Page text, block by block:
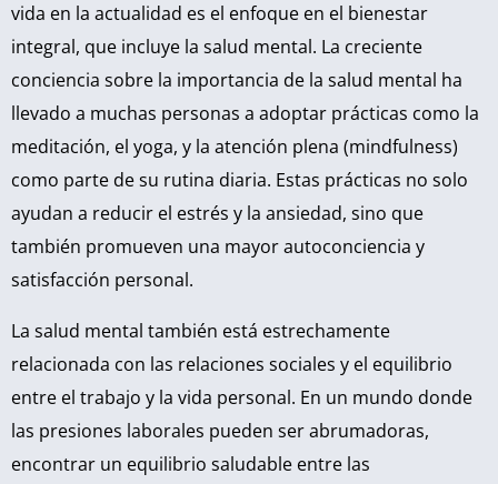
vida en la actualidad es el enfoque en el bienestar
integral, que incluye la salud mental. La creciente
conciencia sobre la importancia de la salud mental ha
llevado a muchas personas a adoptar prácticas como la
meditación, el yoga, y la atención plena (mindfulness)
como parte de su rutina diaria. Estas prácticas no solo
ayudan a reducir el estrés y la ansiedad, sino que
también promueven una mayor autoconciencia y
satisfacción personal.
La salud mental también está estrechamente
relacionada con las relaciones sociales y el equilibrio
entre el trabajo y la vida personal. En un mundo donde
las presiones laborales pueden ser abrumadoras,
encontrar un equilibrio saludable entre las